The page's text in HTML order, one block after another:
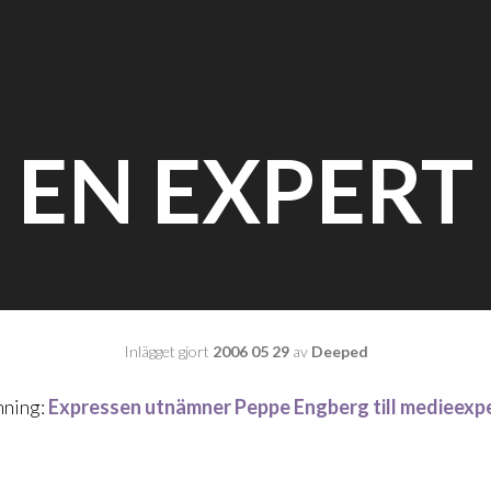
EN EXPERT
Inlägget gjort 2006 05 29av Deeped
Expressen utnämner Peppe Engberg till